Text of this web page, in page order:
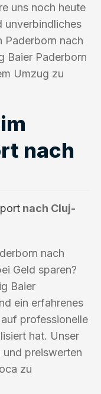
uns noch heute
unverbindliches
Paderborn nach
Baier Paderborn
Umzug zu
nach
nach Cluj-
nach
Geld sparen?
Baier
ein erfahrenes
professionelle
hat. Unser
und preiswerten
zu